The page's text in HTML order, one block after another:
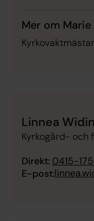
Mer om
Linnea
Kyrkogård- och
Direkt: 0415-
E-post: